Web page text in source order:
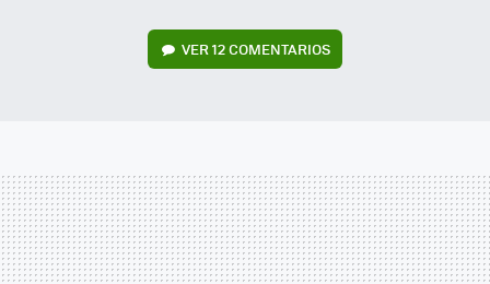
VER12 COMENTARIOS